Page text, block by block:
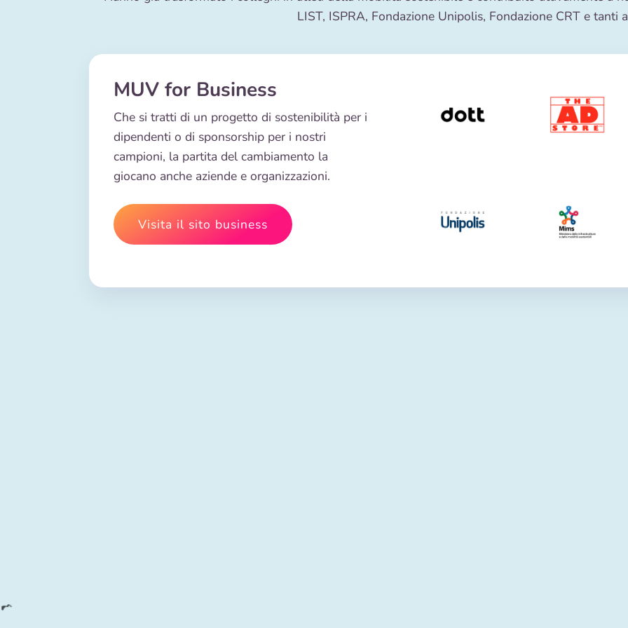
LIST, ISPRA, Fondazione Unipolis, Fondazione CRT e tanti
MUV for Business
Che si tratti di un progetto di sostenibilità per i
dipendenti o di sponsorship per i nostri
campioni, la partita del cambiamento la
giocano anche aziende e organizzazioni.
Visita il sito business